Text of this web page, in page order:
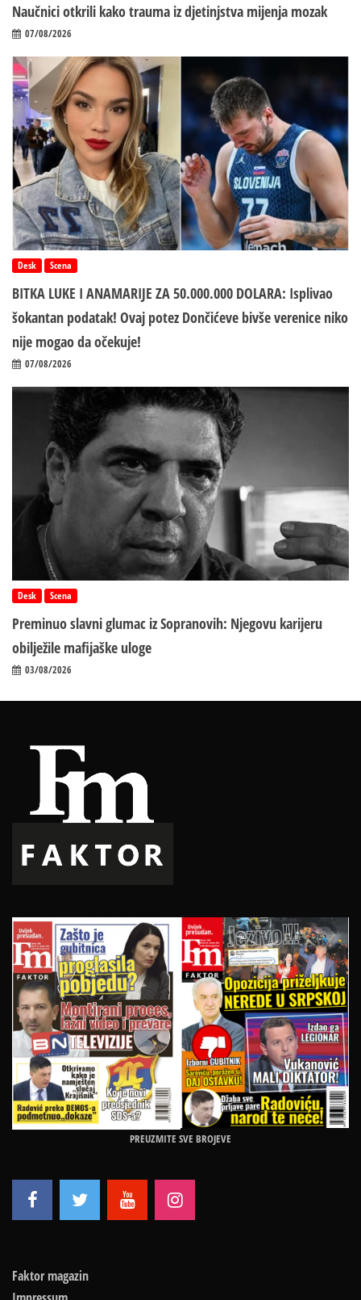
Naučnici otkrili kako trauma iz d‌jetinjstva mijenja mozak
07/08/2026
Desk Scena
BITKA LUKE I ANAMARIJE ZA 50.000.000 DOLARA: Isplivao
šokantan podatak! Ovaj potez Dončićeve bivše verenice niko
nije mogao da očekuje!
07/08/2026
Desk Scena
Preminuo slavni glumac iz Sopranovih: Njegovu karijeru
obilježile mafijaške uloge
03/08/2026
PREUZMITE SVE BROJEVE
Faktor magazin